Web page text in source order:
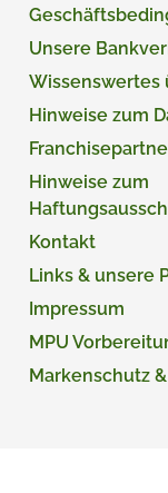
Unsere
Wissenswertes
Hinweise zum
Hinweise zum
Kontakt
Links & unsere
Impressum
MPU
Markenschutz